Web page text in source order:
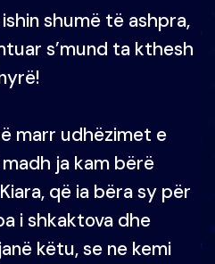
shumë të ashpra,
s’mund ta kthesh
marr udhëzimet e
ja kam bërë
që ia bëra sy për
i shkaktova dhe
këtu, se ne kemi